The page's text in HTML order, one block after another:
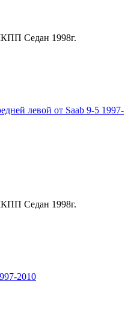
Седан 1998г.
левой от Saab 9-5 1997-
Седан 1998г.
2010